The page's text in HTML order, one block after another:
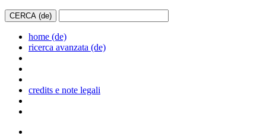
home (de)
ricerca avanzata (de)
credits e note legali